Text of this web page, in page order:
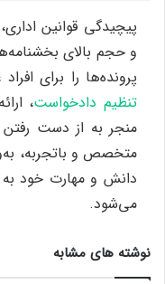
پیچیدگی قوانین
و حجم بالای
پرونده‌ها را برای
تنظیم دادخواست،
منجر به از دست
متخصص و باتجربه،
دانش و مهارت خود
می‌شود.
نوشته های مشابه